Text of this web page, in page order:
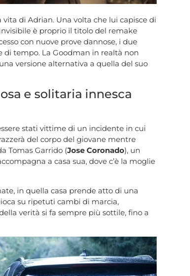
di Adrian. Una volta che lui capisce di
è proprio il titolo del remake
con nuove prove dannose, i due
di tempo. La Goodman in realtà non
versione alternativa a quella del suo
e solitaria innesca
stati vittime di un incidente in cui
del corpo del giovane mentre
Tomas Garrido (Jose Coronado), un
a casa sua, dove c’è la moglie
in quella casa prende atto di una
su ripetuti cambi di marcia,
verità si fa sempre più sottile, fino a